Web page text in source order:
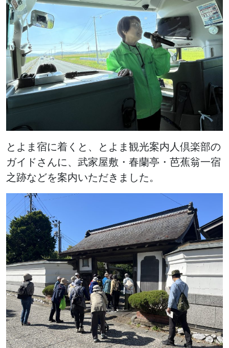
とよま宿に着くと、とよま観光案内人倶楽部の
ガイドさんに、武家屋敷・春蘭亭・芭蕉翁一宿
之跡などを案内いただきました。